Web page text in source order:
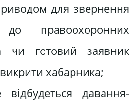
для звернення
до правоохоронних
чи готовий заявник
хабарника;
давання-